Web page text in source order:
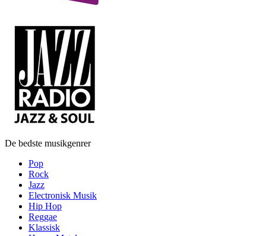
De bedste musikgenrer
Pop
Rock
Jazz
Electronisk Musik
Hip Hop
Reggae
Klassisk